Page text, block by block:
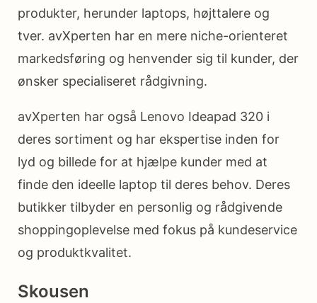
produkter, herunder laptops, højttalere og
tver. avXperten har en mere niche-orienteret
markedsføring og henvender sig til kunder, der
ønsker specialiseret rådgivning.
avXperten har også Lenovo Ideapad 320 i
deres sortiment og har ekspertise inden for
lyd og billede for at hjælpe kunder med at
finde den ideelle laptop til deres behov. Deres
butikker tilbyder en personlig og rådgivende
shoppingoplevelse med fokus på kundeservice
og produktkvalitet.
Skousen